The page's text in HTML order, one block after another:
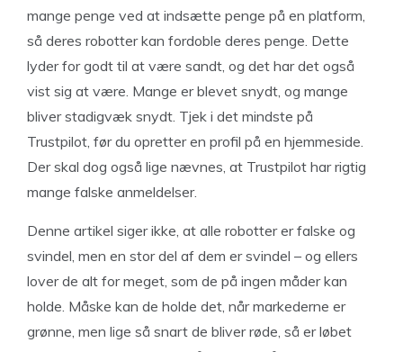
mange penge ved at indsætte penge på en platform,
så deres robotter kan fordoble deres penge. Dette
lyder for godt til at være sandt, og det har det også
vist sig at være. Mange er blevet snydt, og mange
bliver stadigvæk snydt. Tjek i det mindste på
Trustpilot, før du opretter en profil på en hjemmeside.
Der skal dog også lige nævnes, at Trustpilot har rigtig
mange falske anmeldelser.
Denne artikel siger ikke, at alle robotter er falske og
svindel, men en stor del af dem er svindel – og ellers
lover de alt for meget, som de på ingen måder kan
holde. Måske kan de holde det, når markederne er
grønne, men lige så snart de bliver røde, så er løbet